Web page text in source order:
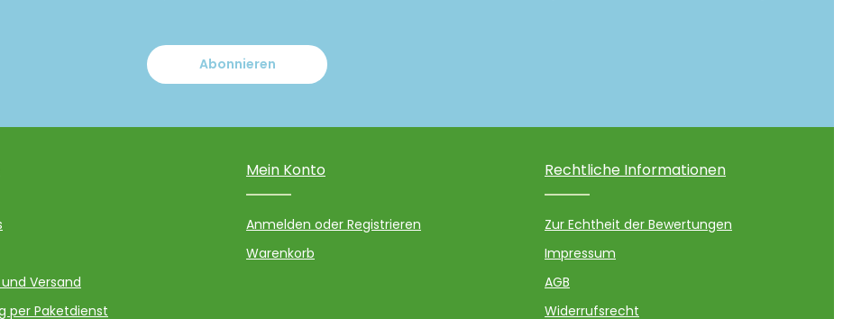
Abonnieren
Versand
per Paketdienst
Mein Konto
Anmelden oder Registrieren
Warenkorb
Rechtliche Informationen
Zur Echtheit der Bewertungen
Impressum
AGB
Widerrufsrecht